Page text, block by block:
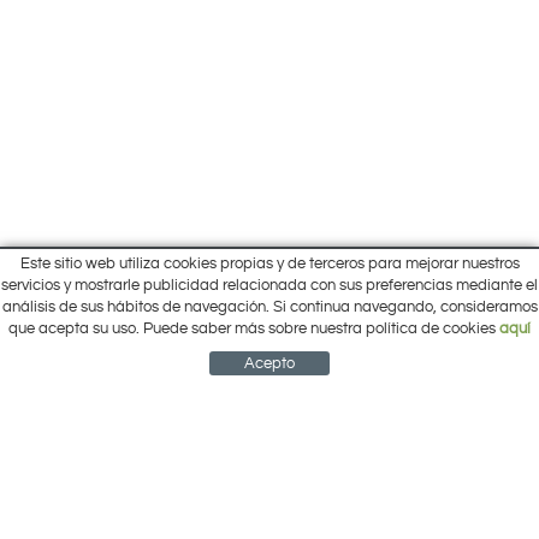
Inicio
Ofertas
Marcas
Pol. Cantalgallo Calle A Naves 10-12
ARACENA (Huelva)
959 12 63 64
info@electrobricogarden.com
CUENTA CESTA
Este sitio web utiliza cookies propias y de terceros para mejorar nuestros
servicios y mostrarle publicidad relacionada con sus preferencias mediante el
análisis de sus hábitos de navegación. Si continua navegando, consideramos
que acepta su uso. Puede saber más sobre nuestra política de cookies aquí
Acepto